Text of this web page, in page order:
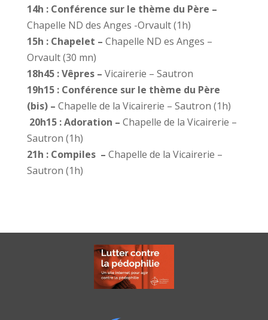
14h : Conférence sur le thème du Père –
Chapelle ND des Anges -Orvault (1h)
15h : Chapelet – Chapelle ND es Anges –
Orvault (30 mn)
18h45 : Vêpres – Vicairerie – Sautron
19h15 : Conférence sur le thème du Père
(bis) – Chapelle de la Vicairerie – Sautron (1h)
20h15 : Adoration – Chapelle de la Vicairerie –
Sautron (1h)
21h : Compiles – Chapelle de la Vicairerie –
Sautron (1h)